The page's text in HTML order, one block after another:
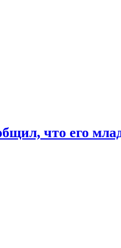
что его